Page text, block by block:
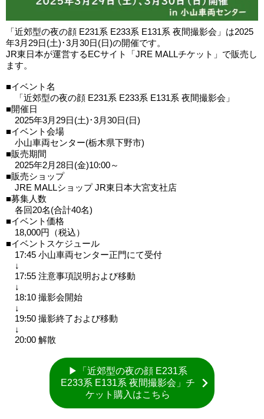
「近郊型の夜の顔 E231系 E233系 E131系 夜間撮影会」は2025
年3月29日(土)･3月30日(日)の開催です。
JR東日本が運営するECサイト「JRE MALLチケット」で販売し
ます。
■イベント名
「近郊型の夜の顔 E231系 E233系 E131系 夜間撮影会」
■開催日
2025年3月29日(土)･3月30日(日)
■イベント会場
小山車両センター(栃木県下野市)
■販売期間
2025年2月28日(金)10:00～
■販売ショップ
JRE MALLショップ JR東日本大宮支社店
■募集人数
各回20名(合計40名)
■イベント価格
18,000円（税込）
■イベントスケジュール
17:45 小山車両センター正門にて受付
↓
17:55 注意事項説明および移動
↓
18:10 撮影会開始
↓
19:50 撮影終了および移動
↓
20:00 解散
▶「近郊型の夜の顔 E231系
E233系 E131系 夜間撮影会」チ
ケット購入はこちら